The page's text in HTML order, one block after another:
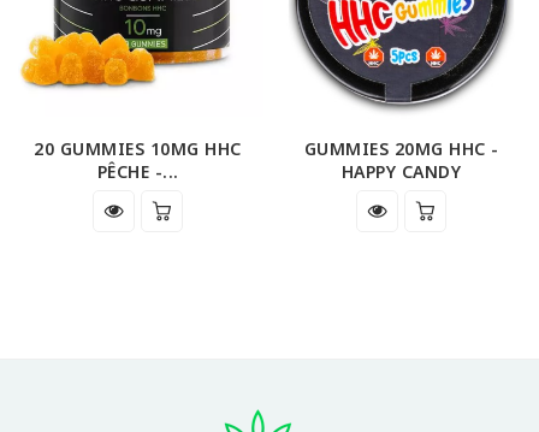
20 GUMMIES 10MG HHC
PÊCHE -...
GUMMIES 20MG HHC -
HAPPY CANDY